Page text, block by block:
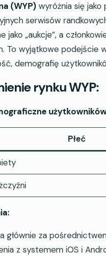
(WYP) wyróżnia się
serwisów
jako „aukcje”, a
To wyjątkowe podejście
demografię
rynku WYP:
Płeć
głównie za
z systemem iOS i